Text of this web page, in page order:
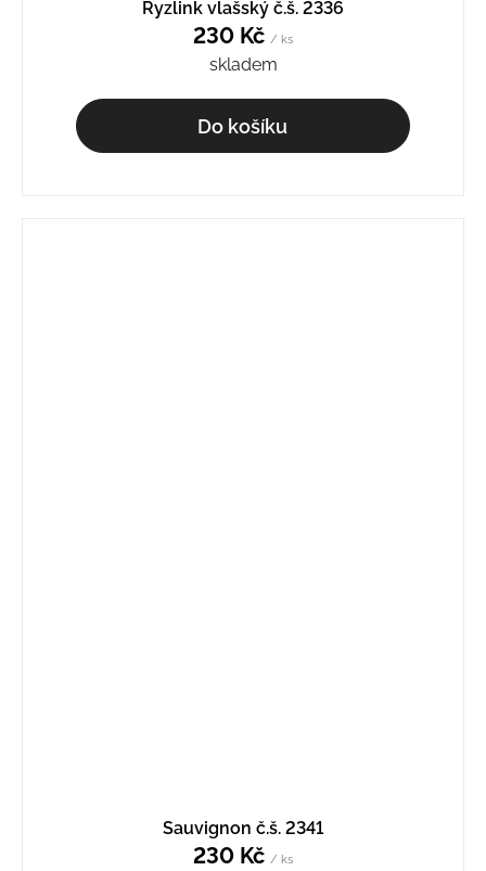
Ryzlink vlašský č.š. 2336
230 Kč / ks
skladem
Do košíku
Sauvignon č.š. 2341
230 Kč / ks